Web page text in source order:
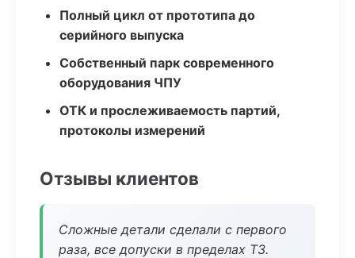
Полный цикл от прототипа до
серийного выпуска
Собственный парк современного
оборудования ЧПУ
ОТК и прослеживаемость партий,
протоколы измерений
Отзывы клиентов
Сложные детали сделали с первого
раза, все допуски в пределах ТЗ.